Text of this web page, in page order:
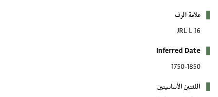
علامة الرف
JRL L 16
Inferred Date
1750-1850
اللغتين الأساسيتين